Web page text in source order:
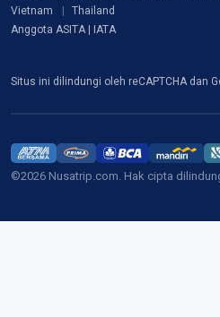
Vietnam
Thailand
Anggota ASITA | IATA
Situs ini dilindungi oleh reCAPTCHA dan
©2026 Nusatrip.com. Hak cipta